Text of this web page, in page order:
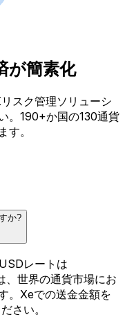
が簡素化
スク管理ソリューシ
。190+か国の130通貨
す。
か?
レートは
世界の通貨市場にお
。Xeでの送金金額を
さい。